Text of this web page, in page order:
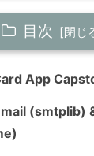
目次
App
(smtplib)